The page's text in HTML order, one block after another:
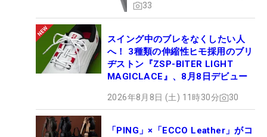
33
スイング中のブレをなくしたい人
へ！ 3種類の伸縮性ヒモ採用のブリ
ヂストン『ZSP-BITER LIGHT
MAGICLACE』、8月8日デビュー
2026年8月8日 (土) 11時30分 30
「PING」×「ECCO Leather」がコ